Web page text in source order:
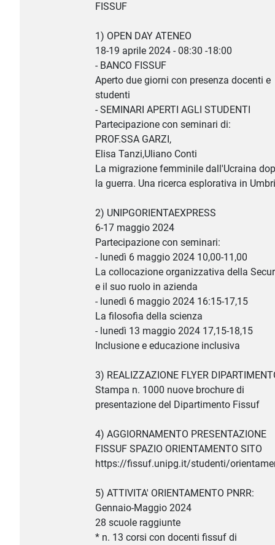
FISSUF
1) OPEN DAY ATENEO
18-19 aprile 2024 - 08:30 -18:00
- BANCO FISSUF
Aperto due giorni con presenza docenti e
studenti
- SEMINARI APERTI AGLI STUDENTI
Partecipazione con seminari di:
PROF.SSA GARZI,
Elisa Tanzi,Uliano Conti
La migrazione femminile dall'Ucraina
la guerra. Una ricerca esplorativa in
2) UNIPGORIENTAEXPRESS
6-17 maggio 2024
Partecipazione con seminari:
- lunedì 6 maggio 2024 10,00-11,00
La collocazione organizzativa della
e il suo ruolo in azienda
- lunedì 6 maggio 2024 16:15-17,15
La filosofia della scienza
- lunedì 13 maggio 2024 17,15-18,15
Inclusione e educazione inclusiva
3) REALIZZAZIONE FLYER
Stampa n. 1000 nuove brochure di
presentazione del Dipartimento Fissuf
4) AGGIORNAMENTO PRESENTAZIONE
FISSUF SPAZIO ORIENTAMENTO SITO
https://fissuf.unipg.it/studenti/
5) ATTIVITA' ORIENTAMENTO PNRR:
Gennaio-Maggio 2024
28 scuole raggiunte
* n. 13 corsi con docenti fissuf di